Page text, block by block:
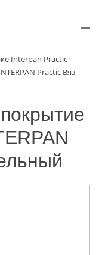
Interpan Practic
Practic Вяз